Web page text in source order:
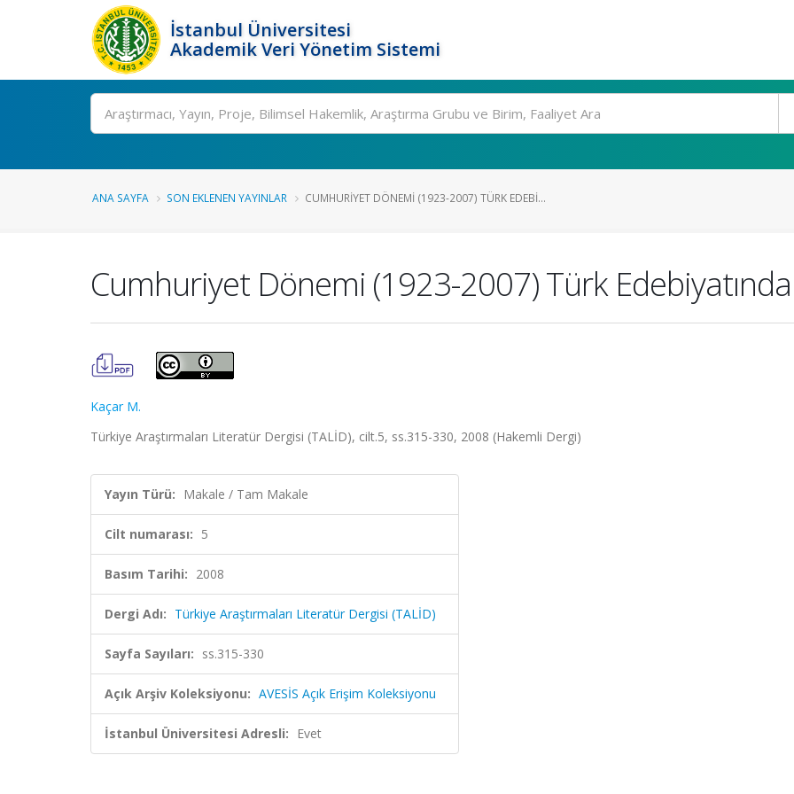
İstanbul Üniversitesi
Akademik Veri Yönetim Sistemi
Ara
ANA SAYFA SON EKLENEN YAYINLAR CUMHURIYET DÖNEMI (1923-2007) TÜRK EDEBI...
Cumhuriyet Dönemi (1923-2007) Türk Edebiyatında
Kaçar M.
Türkiye Araştırmaları Literatür Dergisi (TALİD), cilt.5, ss.315-330, 2008 (Hakemli Dergi)
Yayın Türü: Makale / Tam Makale
Cilt numarası: 5
Basım Tarihi: 2008
Dergi Adı: Türkiye Araştırmaları Literatür Dergisi (TALİD)
Sayfa Sayıları: ss.315-330
Açık Arşiv Koleksiyonu: AVESİS Açık Erişim Koleksiyonu
İstanbul Üniversitesi Adresli: Evet